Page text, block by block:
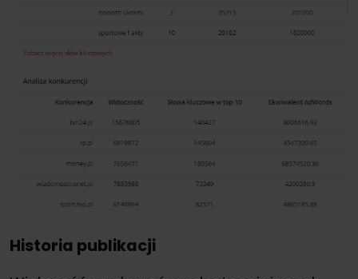
Historia publikacji